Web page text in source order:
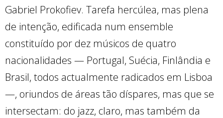
Gabriel Prokofiev. Tarefa hercúlea, mas plena
de intenção, edificada num ensemble
constituído por dez músicos de quatro
nacionalidades — Portugal, Suécia, Finlândia e
Brasil, todos actualmente radicados em Lisboa
—, oriundos de áreas tão díspares, mas que se
intersectam: do jazz, claro, mas também da